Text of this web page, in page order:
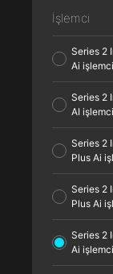
İşlemci
Series 2
Ai
Series 2
AI
Series 2
Plus Ai
Series 2
Plus Ai
Series 2
Ai